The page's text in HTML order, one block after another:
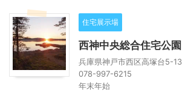
住宅展示場
西神中央総合住宅公園
兵庫県神戸市西区高塚台5-13
078-997-6215
年末年始